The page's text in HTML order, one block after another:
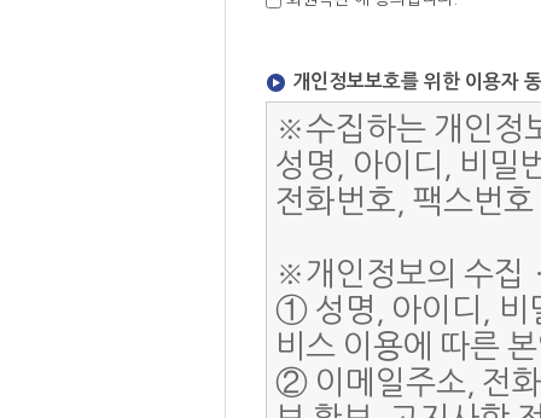
개인정보보호를 위한 이용자